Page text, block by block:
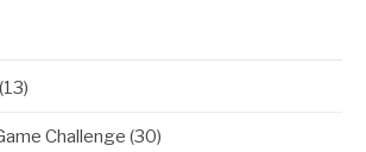
(13)
Challenge (30)